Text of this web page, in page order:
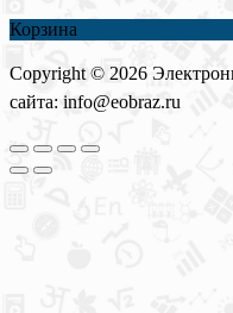
Корзина
Copyright © 2026
сайта: info@eobraz.ru